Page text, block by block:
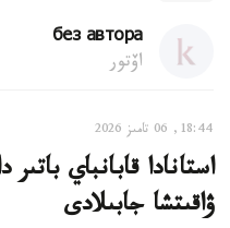
без автора
اۆتور
18:44, 06 تامىز 2026
استانادا قابانباي
ۋاقىتشا جابىلادى